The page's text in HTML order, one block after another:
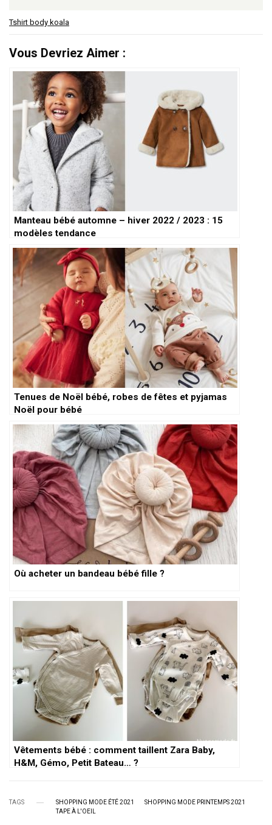
Tshirt body koala
Vous Devriez Aimer :
Manteau bébé automne – hiver 2022 / 2023 : 15
modèles tendance
Tenues de Noël bébé, robes de fêtes et pyjamas
Noël pour bébé
Où acheter un bandeau bébé fille ?
Vêtements bébé : comment taillent Zara Baby,
H&M, Gémo, Petit Bateau… ?
TAGS SHOPPING MODE ÉTÉ 2021
SHOPPING MODE PRINTEMPS 2021
TAPE À L'OEIL